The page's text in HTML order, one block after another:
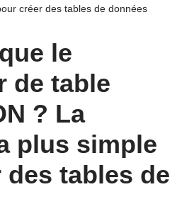
créer des tables de données
le
de table
? La
plus simple
tables de